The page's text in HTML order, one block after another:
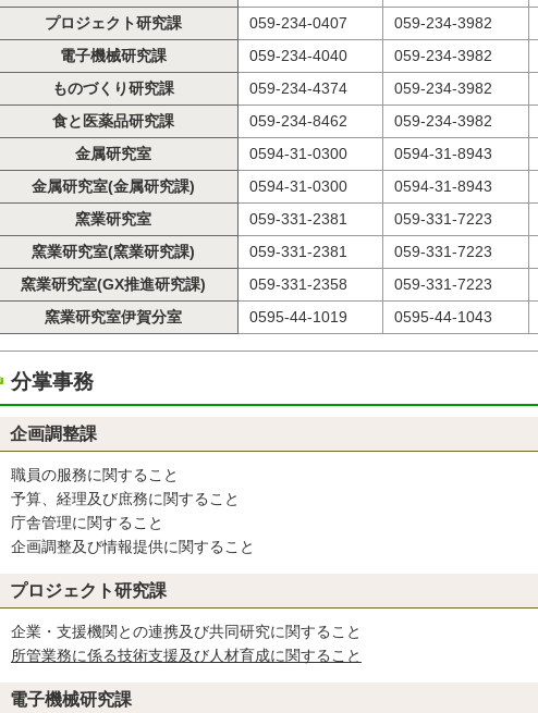
プロジェクト研究課
059-234-0407 059-234-3982
電子機械研究課
059-234-4040 059-234-3982
ものづくり研究課
059-234-4374 059-234-3982
食と医薬品研究課
059-234-8462 059-234-3982
金属研究室
0594-31-0300 0594-31-8943
金属研究室(金属研究課)
0594-31-0300 0594-31-8943
窯業研究室
059-331-2381 059-331-7223
窯業研究室(窯業研究課)
059-331-2381 059-331-7223
窯業研究室(GX推進研究課)
059-331-2358 059-331-7223
窯業研究室伊賀分室
0595-44-1019 0595-44-1043
分掌事務
企画調整課
職員の服務に関すること
予算、経理及び庶務に関すること
庁舎管理に関すること
企画調整及び情報提供に関すること
プロジェクト研究課
企業・支援機関との連携及び共同研究に関すること
所管業務に係る技術支援及び人材育成に関すること
電子機械研究課